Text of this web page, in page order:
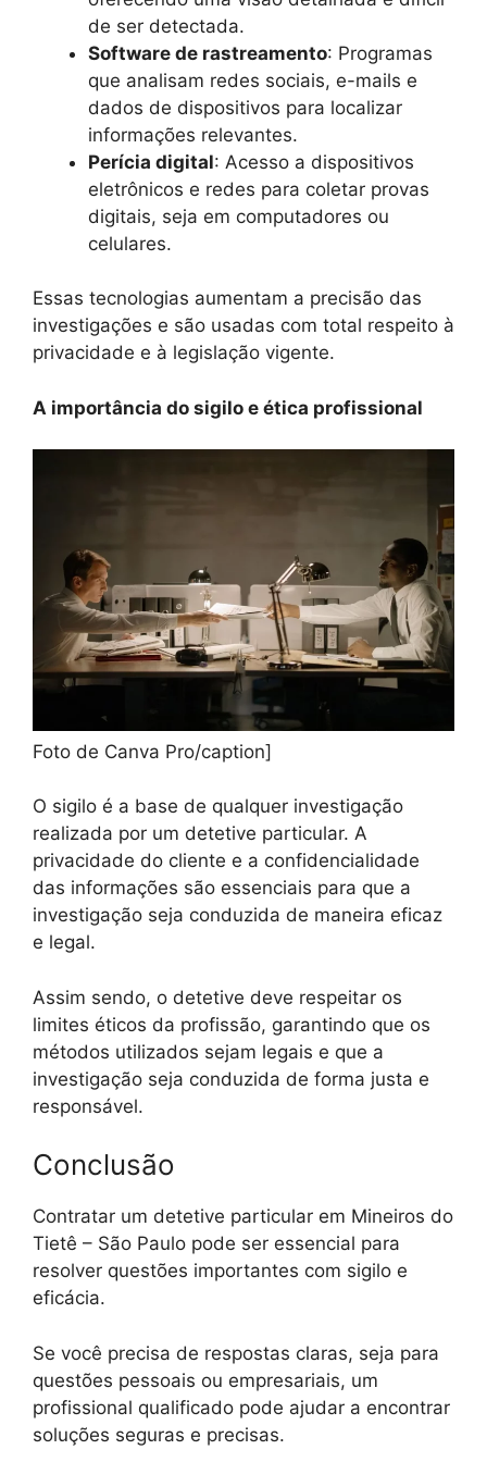
de ser detectada.
Software de rastreamento: Programas
que analisam redes sociais, e-mails e
dados de dispositivos para localizar
informações relevantes.
Perícia digital: Acesso a dispositivos
eletrônicos e redes para coletar provas
digitais, seja em computadores ou
celulares.
Essas tecnologias aumentam a precisão das
investigações e são usadas com total respeito à
privacidade e à legislação vigente.
A importância do sigilo e ética profissional
Foto de Canva Pro/caption]
O sigilo é a base de qualquer investigação
realizada por um detetive particular. A
privacidade do cliente e a confidencialidade
das informações são essenciais para que a
investigação seja conduzida de maneira eficaz
e legal.
Assim sendo, o detetive deve respeitar os
limites éticos da profissão, garantindo que os
métodos utilizados sejam legais e que a
investigação seja conduzida de forma justa e
responsável.
Conclusão
Contratar um detetive particular em Mineiros do
Tietê – São Paulo pode ser essencial para
resolver questões importantes com sigilo e
eficácia.
Se você precisa de respostas claras, seja para
questões pessoais ou empresariais, um
profissional qualificado pode ajudar a encontrar
soluções seguras e precisas.